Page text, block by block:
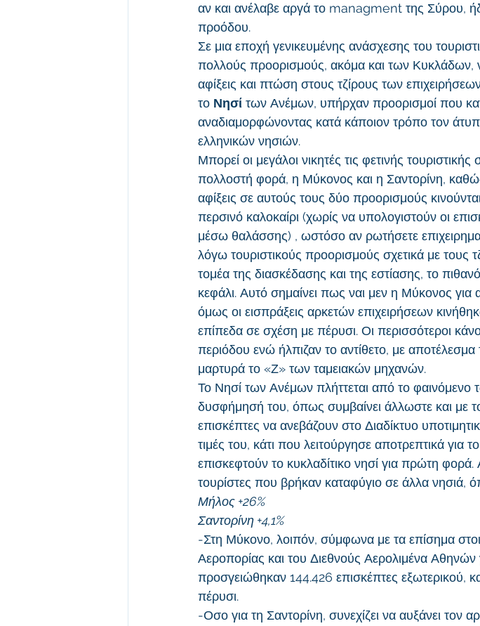
αν και ανέλαβε αργά το managment της Σύρου,
προόδου.
Σε μια εποχή γενικευμένης ανάσχεσης του
πολλούς προορισμούς, ακόμα και των Κυκλάδων,
αφίξεις και πτώση στους τζίρους των
το Νησί των Ανέμων, υπήρχαν προορισμοί που
αναδιαμορφώνοντας κατά κάποιον τρόπο τον
ελληνικών νησιών.
Μπορεί οι μεγάλοι νικητές τις φετινής
πολλοστή φορά, η Μύκονος και η Σαντορίνη, καθώς
αφίξεις σε αυτούς τους δύο προορισμούς
περσινό καλοκαίρι (χωρίς να υπολογιστούν οι
μέσω θαλάσσης) , ωστόσο αν ρωτήσετε
λόγω τουριστικούς προορισμούς σχετικά με τους
τομέα της διασκέδασης και της εστίασης, το
κεφάλι. Αυτό σημαίνει πως ναι μεν η Μύκονος
όμως οι εισπράξεις αρκετών επιχειρήσεων
επίπεδα σε σχέση με πέρυσι. Οι περισσότεροι
περιόδου ενώ ήλπιζαν το αντίθετο, με
μαρτυρά το «Ζ» των ταμειακών μηχανών.
Το Νησί των Ανέμων πλήττεται από το
δυσφήμησή του, όπως συμβαίνει άλλωστε και με
επισκέπτες να ανεβάζουν στο Διαδίκτυο
τιμές του, κάτι που λειτούργησε αποτρεπτικά
επισκεφτούν το κυκλαδίτικο νησί για πρώτη
τουρίστες που βρήκαν καταφύγιο σε άλλα νησιά,
Μήλος +26%
Σαντορίνη +4,1%
-Στη Μύκονο, λοιπόν, σύμφωνα με τα επίσημα
Αεροπορίας και του Διεθνούς Αερολιμένα Αθηνών
προσγειώθηκαν 144.426 επισκέπτες εξωτερικού,
πέρυσι.
-Οσο για τη Σαντορίνη, συνεχίζει να αυξάνει τον